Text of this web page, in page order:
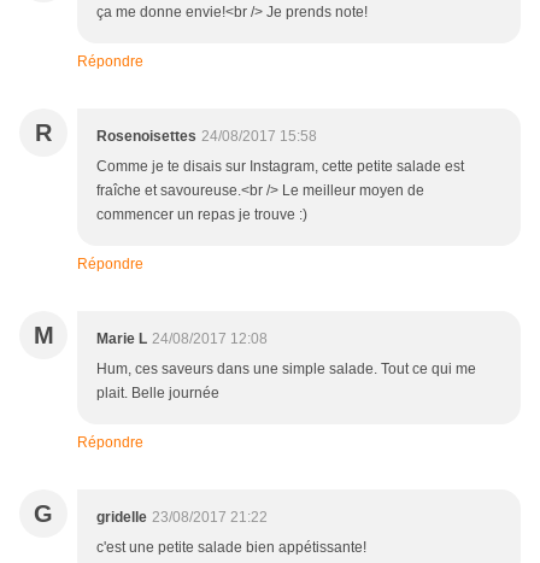
ça me donne envie!<br /> Je prends note!
Répondre
R Rosenoisettes 24/08/2017 15:58
Comme je te disais sur Instagram, cette petite salade est
fraîche et savoureuse.<br /> Le meilleur moyen de
commencer un repas je trouve :)
Répondre
M Marie L 24/08/2017 12:08
Hum, ces saveurs dans une simple salade. Tout ce qui me
plait. Belle journée
Répondre
G gridelle 23/08/2017 21:22
c'est une petite salade bien appétissante!